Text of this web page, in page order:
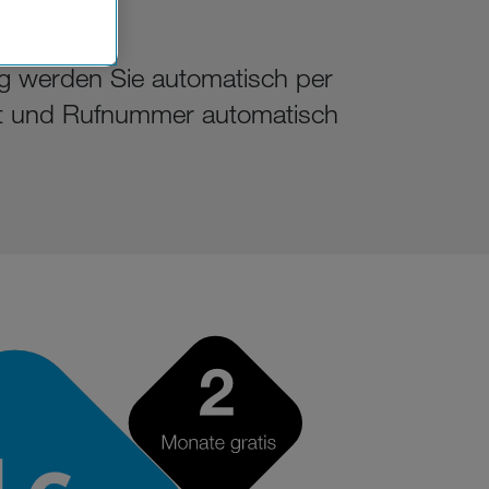
werden Sie automatisch per
Rufnummer automatisch
die